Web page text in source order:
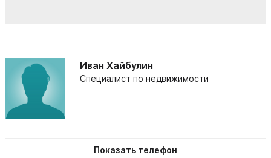
Иван Хайбулин
Специалист по недвижимости
Показать телефон